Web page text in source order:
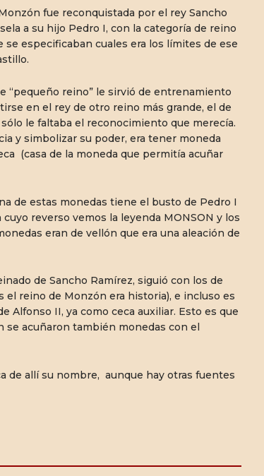
fue reconquistada por el rey Sancho
a su hijo Pedro I, con la categoría de reino
se especificaban cuales era los límites de ese
reino” le sirvió de entrenamiento
en el rey de otro reino más grande, el de
le faltaba el reconocimiento que merecía.
y simbolizar su poder, era tener moneda
(casa de la moneda que permitía acuñar
de estas monedas tiene el busto de Pedro I
reverso vemos la leyenda MONSON y los
eran de vellón que era una aleación de
de Sancho Ramírez, siguió con los de
el reino de Monzón era historia), e incluso es
Alfonso II, ya como ceca auxiliar. Esto es que
se acuñaron también monedas con el
de allí su nombre, aunque hay otras fuentes